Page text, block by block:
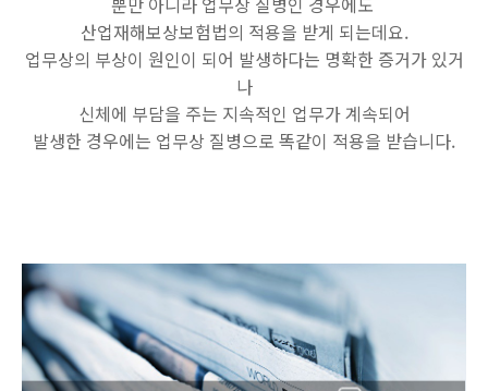
산업재해보상보험법의 적용을 받게 되는데요.
업무상의 부상이 원인이 되어 발생하다는 명확한 증거가 있거
나
신체에 부담을 주는 지속적인 업무가 계속되어
발생한 경우에는 업무상 질병으로 똑같이 적용을 받습니다.